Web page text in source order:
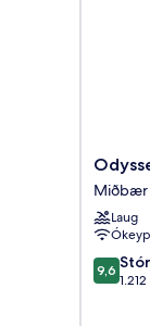
Rooms
Miðbær
Alicante
Miðbær
Laug
9.6
af
9,6